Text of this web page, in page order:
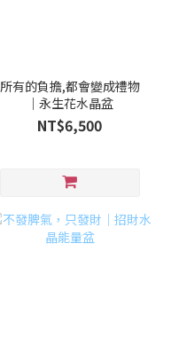
所有的負擔,都會變成禮物
｜永生花水晶盆
NT$6,500